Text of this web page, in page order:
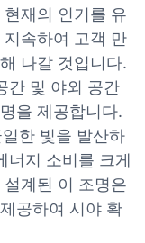
재의 인기를 유
속하여 고객 만
나갈 것입니다.
간 및 야외 공간
을 제공합니다.
한 빛을 발산하
너지 소비를 크게
계된 이 조명은
공하여 시야 확